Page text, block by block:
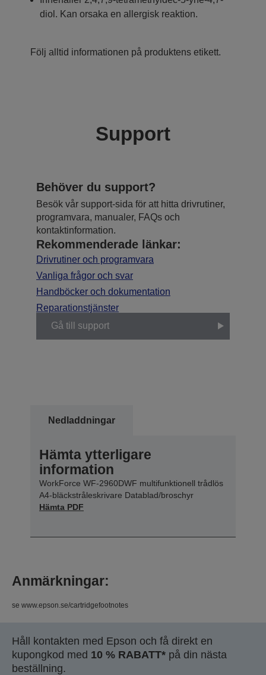
diol. Kan orsaka en allergisk reaktion.
Följ alltid informationen på produktens etikett.
Support
Behöver du support?
Besök vår support-sida för att hitta drivrutiner,
programvara, manualer, FAQs och
kontaktinformation.
Rekommenderade länkar:
Drivrutiner och programvara
Vanliga frågor och svar
Handböcker och dokumentation
Reparationstjänster
Gå till support
Nedladdningar
Hämta ytterligare
information
WorkForce WF-2960DWF multifunktionell trådlös
A4-bläckstråleskrivare Datablad/broschyr
Hämta PDF
Anmärkningar:
se www.epson.se/cartridgefootnotes
Håll kontakten med Epson och få direkt en
kupongkod med 10 % RABATT* på din nästa
beställning.